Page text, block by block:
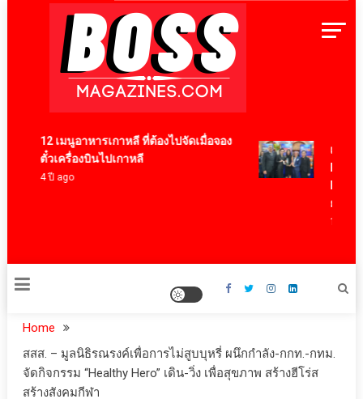
BossMagazinesThailand
12 เมนูอาหารเกาหลี ที่ต้องไปจัดเมื่อจอง
ตั๋วเครื่องบินไปเกาหลี
4 ปี ago
เบอร์แ
ยงเพียว
19 ชั่วโมง
Home
สสส. – มูลนิธิรณรงค์เพื่อการไม่สูบบุหรี่ ผนึกกำลัง-กกท.-กทม.
จัดกิจกรรม “Healthy Hero” เดิน-วิ่ง เพื่อสุขภาพ สร้างฮีโร่ส
สร้างสังคมกีฬา